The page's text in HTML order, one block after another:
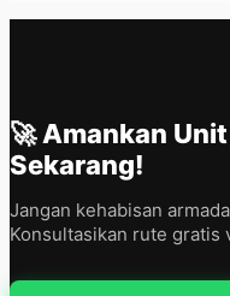
🚀 Amankan Unit
Sekarang!
Jangan kehabisan
Konsultasikan rute gratis